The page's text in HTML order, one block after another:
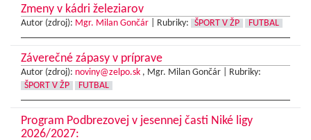
Zmeny v kádri železiarov
Autor (zdroj): Mgr. Milan Gončár Rubriky: ŠPORT V ŽP FUTBAL
Záverečné zápasy v príprave
Autor (zdroj): noviny@zelpo.sk , Mgr. Milan Gončár |
Rubriky:
ŠPORT V ŽP
FUTBAL
Program Podbrezovej v jesennej časti Niké ligy
2026/2027: